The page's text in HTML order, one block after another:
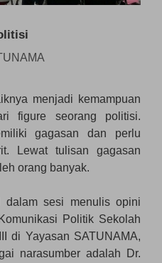
menjadi kemampuan
figure seorang politisi.
gagasan dan perlu
Lewat tulisan gagasan
orang banyak.
dalam sesi menulis opini
Politik Sekolah
di Yayasan SATUNAMA,
narasumber adalah Dr.